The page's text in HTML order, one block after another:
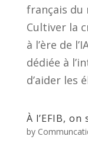
français du
Cultiver la
à l’ère de
dédiée à
d’aider les
À l’EFIB,
by